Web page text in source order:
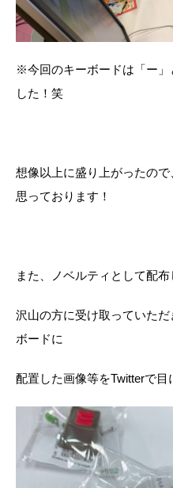
※今回のキーボードは「ー
した！笑
想像以上に盛り上がったの
思っております！
また、ノベルティとして配
沢山の方に受け取っていた
ボードに
配置した画像等をTwitterで目